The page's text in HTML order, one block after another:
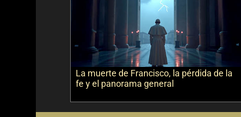
La muerte de Francisco, la pérdida de la
fe y el panorama general